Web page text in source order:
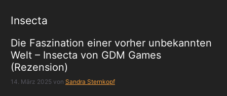
Insecta
Die Faszination einer vorher unbekannten
Welt – Insecta von GDM Games
(Rezension)
14. März 2025 von Sandra Sternkopf